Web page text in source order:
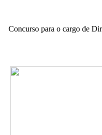
Concurso para o cargo de